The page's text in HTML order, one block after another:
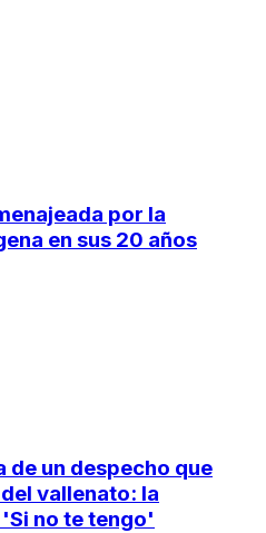
por la
en sus 20 años
de un despecho que
vallenato: la
no te tengo'